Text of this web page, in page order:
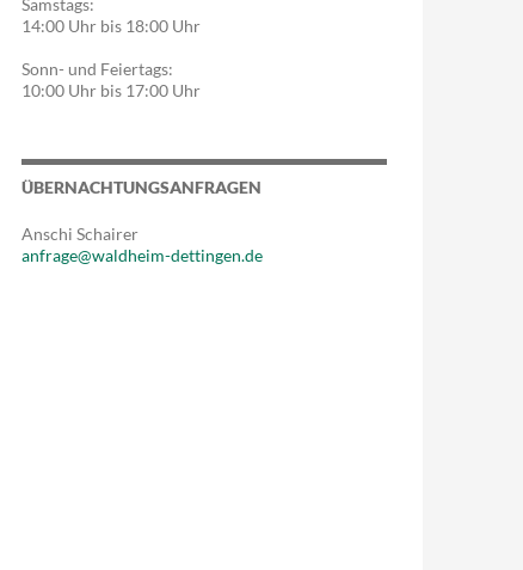
Samstags:
14:00 Uhr bis 18:00 Uhr
Sonn- und Feiertags:
10:00 Uhr bis 17:00 Uhr
ÜBERNACHTUNGSANFRAGEN
Anschi Schairer
anfrage@waldheim-dettingen.de